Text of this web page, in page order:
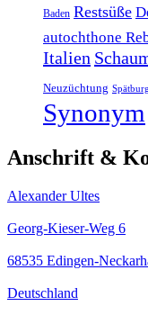
Baden Restsüße
autochthone
Italien
Neuzüchtung
Synonym
Anschrift &
Alexander Ultes
Georg-Kieser-Weg 6
68535 Edingen-
Deutschland